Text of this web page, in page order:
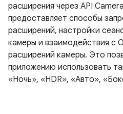
расширения через API
предоставляет способы
расширений, настройки
камеры и взаимодействия с
расширений камеры. Это
приложению использовать
«Ночь», «HDR», «Авто»,